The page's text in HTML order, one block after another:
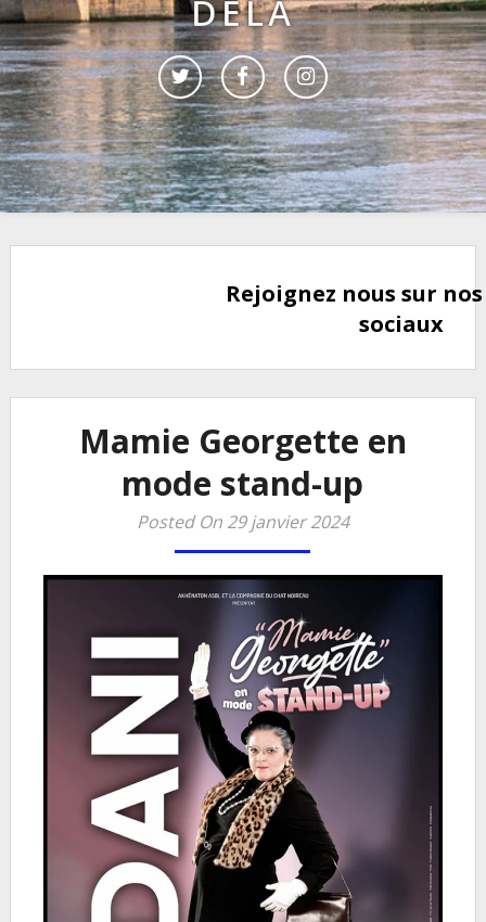
DELÀ
Rejoignez nous sur
sociaux
Mamie Georgette en
mode stand-up
Posted On 29 janvier 2024